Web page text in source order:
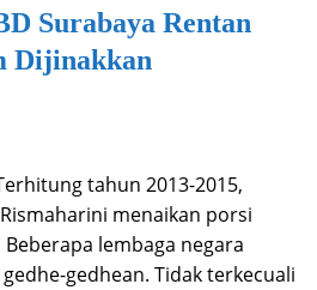
Surabaya Rentan
Dijinakkan
tahun 2013-2015,
menaikan porsi
lembaga negara
gedhean. Tidak terkecuali